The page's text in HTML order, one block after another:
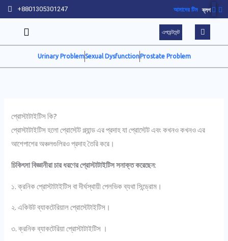
Skip
to
content
+8801305301247 আমাদের টিম ব্লগ
এপয়েন্টমেন্ট
Urinary ProblemSexual Dysfunction Prostate Problem
প্রোস্টাটাইটিস কি?
প্রোস্টাটাইটিস হলো প্রোস্টেট গ্ল্যান্ড এর প্রদাহ যা প্রোস্টেট এবং কখনও কখনও এর
আশেপাশের অঞ্চলগুলিরও প্রদাহ তৈরি করে।
চিকিৎসা বিজ্ঞানীরা চার ধরণের প্রোস্টাটাইটিস সনাক্ত করেছেন:
১. ক্রনিক প্রোস্টাটাইটিস বা দীর্ঘস্থায়ী পেলভিক ব্যথা সিন্ড্রোম।
২. একিউট ব্যাকটেরিয়াল প্রোস্টেটাইটিস।
৩. ক্রনিক ব্যাকটেরিয়া প্রোস্টাটাইটিস ।